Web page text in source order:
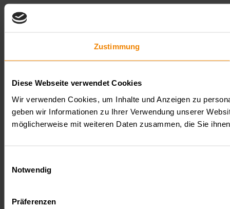
Zustimmung
Diese Webseite verwendet Cookies
Wir verwenden Cookies, um Inhalte und Anzeigen zu
geben wir Informationen zu Ihrer Verwendung unserer
möglicherweise mit weiteren Daten zusammen, die Sie
Notwendig
Präferenzen